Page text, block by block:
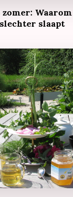
zomer:
slaapt